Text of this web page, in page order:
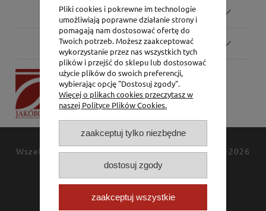
Zamówienia
Pomoc
P.H. Jakóbczak
Dorota Jakóbczak
Bialska 2/4,
42-202 Częstochowa
Wszelkie prawa zastrzeżoneJAKÓBCZAK© 1994-2026
Polityka prywatności
Kontakt
Pliki cookies i pokrewne im technologie
umożliwiają poprawne działanie strony i
pomagają nam dostosować ofertę do
Twoich potrzeb. Możesz zaakceptować
wykorzystanie przez nas wszystkich tych
plików i przejść do sklepu lub dostosować
użycie plików do swoich preferencji,
wybierając opcję "Dostosuj zgody".
Więcej o plikach cookies przeczytasz w
naszej Polityce Plików Cookies.
zaakceptuj tylko niezbędne
dostosuj zgody
zaakceptuj wszystkie